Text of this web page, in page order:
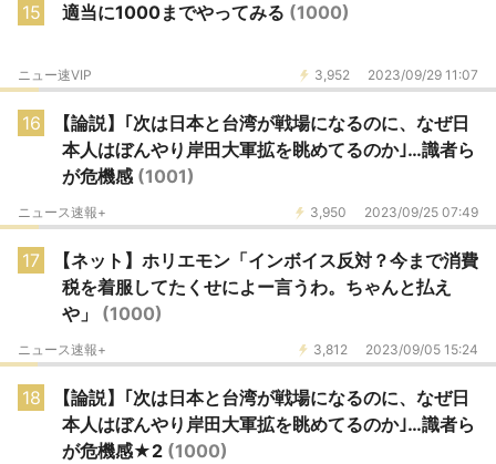
15 適当に1000までやってみる (1000)
3,952 2023/09/29 11:07
ニュー速VIP
16
【論説】｢次は日本と台湾が戦場になるのに、なぜ日
本人はぼんやり岸田大軍拡を眺めてるのか｣…識者ら
が危機感 (1001)
3,950 2023/09/25 07:49
ニュース速報+
17
【ネット】ホリエモン「インボイス反対？今まで消費
税を着服してたくせによー言うわ。ちゃんと払え
や」 (1000)
3,812 2023/09/05 15:24
ニュース速報+
18
【論説】｢次は日本と台湾が戦場になるのに、なぜ日
本人はぼんやり岸田大軍拡を眺めてるのか｣…識者ら
が危機感★2 (1000)